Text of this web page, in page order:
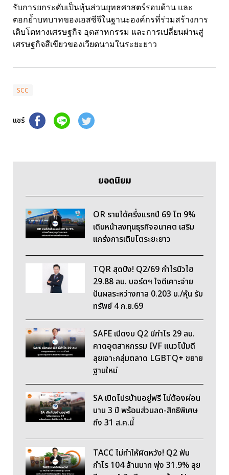
รับการยกระดับเป็นหุ้นส่วนยุทธศาสตร์รอบด้าน และ
ตอกย้ำบทบาทของเอสซีจีในฐานะองค์กรที่ร่วมสร้างการ
เติบโตทางเศรษฐกิจ อุตสาหกรรม และการเปลี่ยนผ่านสู่
เศรษฐกิจสีเขียวของเวียดนามในระยะยาว
SCC
แชร์
ยอดนิยม
OR รายได้ครึ่งแรกปี 69 โต 9%
เดินหน้าลงทุนธุรกิจอนาคต เสริม
แกร่งการเติบโตระยะยาว
TQR สุดปัง! Q2/69 กำไรนิวไฮ
29.88 ลบ. บอร์ดฯ ใจดีเคาะจ่าย
ปันผลระหว่างกาล 0.203 บ./หุ้น รับ
ทรัพย์ 4 ก.ย.69
SAFE เปิดงบ Q2 มีกำไร 29 ลบ.
คาดอุตสาหกรรม IVF แนวโน้มดี
ลุยเจาะกลุ่มตลาด LGBTQ+ ขยาย
ฐานใหม่
SA เปิดโปรบ้านอยู่ฟรี ไม่ต้องผ่อน
นาน 3 ปี พร้อมส่วนลด-สิทธิพิเศษ
ถึง 31 ส.ค.นี้
TACC ไม่ทำให้ผิดหวัง! Q2 ฟัน
กำไร 104 ล้านบาท พุ่ง 31.9% ลุย